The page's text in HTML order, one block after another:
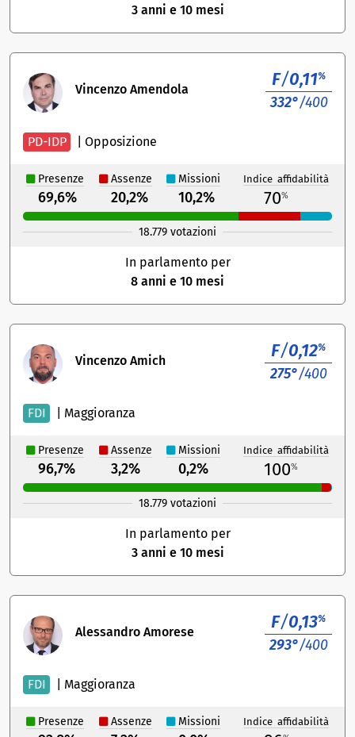
3 anni e 10 mesi
Vincenzo Amendola F/0,11%
332°/400
PD-IDP |Opposizione
Presenze Assenze Missioni Indice affidabilità
69,6% 20,2% 10,2% 70%
18.779 votazioni
In parlamento per
8 anni e 10 mesi
Vincenzo Amich F/0,12%
275°/400
FDI Maggioranza
Presenze Assenze Missioni Indice affidabilità
96,7% 3,2% 0,2% 100%
18.779 votazioni
In parlamento per
3 anni e 10 mesi
Alessandro Amorese F/0,13%
293°/400
FDI Maggioranza
Presenze Assenze Missioni Indice affidabilità